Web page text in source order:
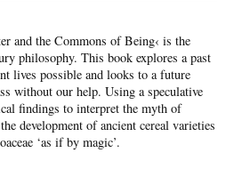
and the Commons of Being‹ is the
philosophy. This book explores a past
lives possible and looks to a future
without our help. Using a speculative
findings to interpret the myth of
development of ancient cereal varieties
‘as if by magic’.